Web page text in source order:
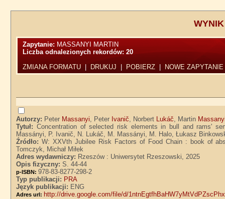
Zapytanie: MASSANYI MARTIN
Liczba odnalezionych rekordów:20
ZMIANA FORMATU
DRUKUJ POBIERZ NOWE ZAPYTANIE
Autorzy: Peter Massanyi, Peter Ivanič, Norbert Lukáč, Martin
Tytuł:Concentration of selected risk elements in bull and rams'
Massányi, P. Ivanič, N. Lukáč, M. Massányi, M. Halo, Łukasz
Źródło:W: XXVth Jubilee Risk Factors of Food Chain : book of
Tomczyk, Michał Miłek
Adres wydawniczy: Rzeszów : Uniwersytet Rzeszowski, 2025
Opis fizyczny:S. 44-44
p-ISBN:978-83-8277-298-2
Typ publikacji: PRA
Język publikacji: ENG
Adres url: http://drive.google.com/file/d/